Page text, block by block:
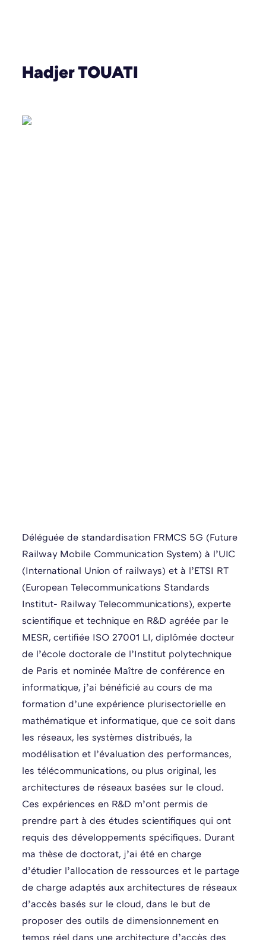
Hadjer TOUATI
Déléguée de standardisation FRMCS 5G (Future
Railway Mobile Communication System) à l’UIC
(International Union of railways) et à l’ETSI RT
(European Telecommunications Standards
Institut- Railway Telecommunications), experte
scientifique et technique en R&D agréée par le
MESR, certifiée ISO 27001 LI, diplômée docteur
de l’école doctorale de l’Institut polytechnique
de Paris et nominée Maître de conférence en
informatique, j’ai bénéficié au cours de ma
formation d’une expérience plurisectorielle en
mathématique et informatique, que ce soit dans
les réseaux, les systèmes distribués, la
modélisation et l’évaluation des performances,
les télécommunications, ou plus original, les
architectures de réseaux basées sur le cloud.
Ces expériences en R&D m’ont permis de
prendre part à des études scientifiques qui ont
requis des développements spécifiques. Durant
ma thèse de doctorat, j’ai été en charge
d’étudier l’allocation de ressources et le partage
de charge adaptés aux architectures de réseaux
d’accès basés sur le cloud, dans le but de
proposer des outils de dimensionnement en
temps réel dans une architecture d’accès des